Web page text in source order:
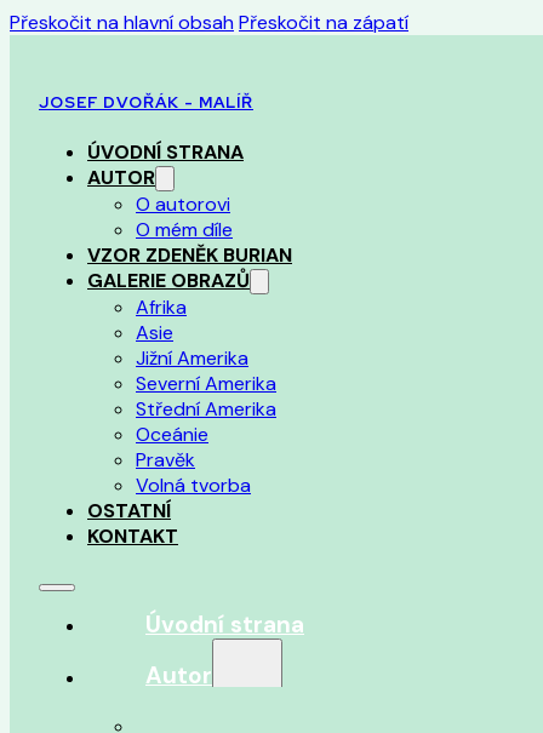
Přeskočit na hlavní obsahPřeskočit na zápatí
JOSEF DVOŘÁK - MALÍŘ
ÚVODNÍ STRANA
AUTOR
O autorovi
O mém díle
VZOR ZDENĚK BURIAN
GALERIE OBRAZŮ
Afrika
Asie
Jižní Amerika
Severní Amerika
Střední Amerika
Oceánie
Pravěk
Volná tvorba
OSTATNÍ
KONTAKT
Úvodní strana
Autor